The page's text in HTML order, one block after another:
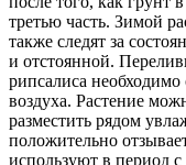
третью часть. Зимой
также следят за
и отстоянной.
рипсалиса
воздуха. Растение
разместить рядом
положительно
используют в период